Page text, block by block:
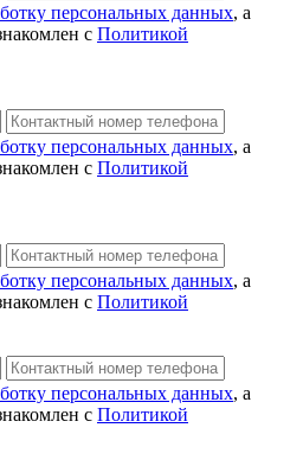
персональных данных, а
с Политикой
персональных данных, а
с Политикой
персональных данных, а
с Политикой
персональных данных, а
с Политикой